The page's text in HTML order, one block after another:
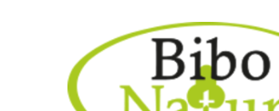
Zum Hauptinhalt springen